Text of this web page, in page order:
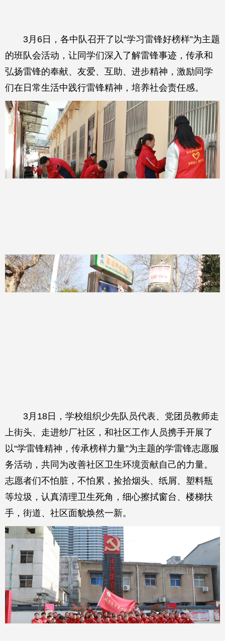
3月6日，各中队召开了以“学习雷锋好榜样”为主题
的班队会活动，让同学们深入了解雷锋事迹，传承和
弘扬雷锋的奉献、友爱、互助、进步精神，激励同学
们在日常生活中践行雷锋精神，培养社会责任感。
3月18日，学校组织少先队员代表、党团员教师走
上街头、走进纱厂社区，和社区工作人员携手开展了
以“学雷锋精神，传承榜样力量”为主题的学雷锋志愿服
务活动，共同为改善社区卫生环境贡献自己的力量。
志愿者们不怕脏，不怕累，捡拾烟头、纸屑、塑料瓶
等垃圾，认真清理卫生死角，细心擦拭窗台、楼梯扶
手，街道、社区面貌焕然一新。